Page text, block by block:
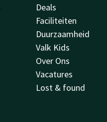
Deals
Faciliteiten
Duurzaamheid
Valk Kids
Over Ons
Vacatures
Lost & found